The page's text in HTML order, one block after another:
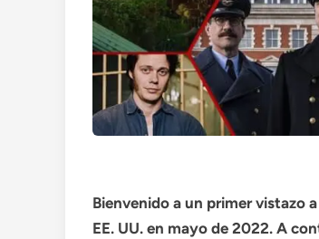
Bienvenido a un primer vistazo
EE. UU. en mayo de 2022. A